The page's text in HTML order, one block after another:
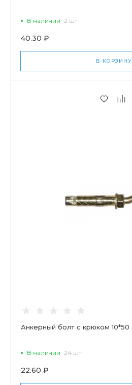
В наличии 2 шт
40.30 ₽
В КОРЗИНУ
Анкерный болт с крюком 10*50
В наличии 24 шт
22.60 ₽